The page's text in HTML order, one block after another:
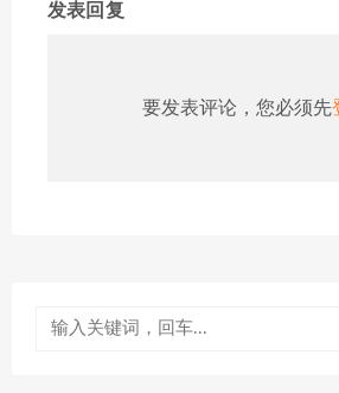
发表回复
要发表评论，您必须先